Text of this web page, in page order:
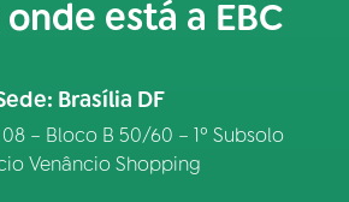
está a EBC
Brasília DF
– Bloco B 50/60 – 1º Subsolo
Venâncio Shopping